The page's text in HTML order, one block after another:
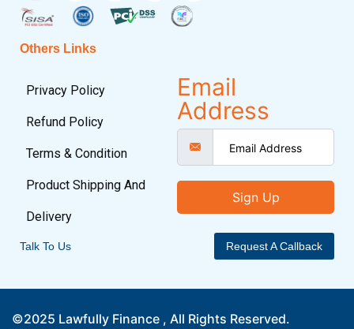
Others Links
Privacy Policy
Refund Policy
Terms & Condition
Product Shipping And
Delivery
Email
Address
Sign Up
Talk To Us Request A Callback
©2025 Lawfully Finance , All Rights Reserved.